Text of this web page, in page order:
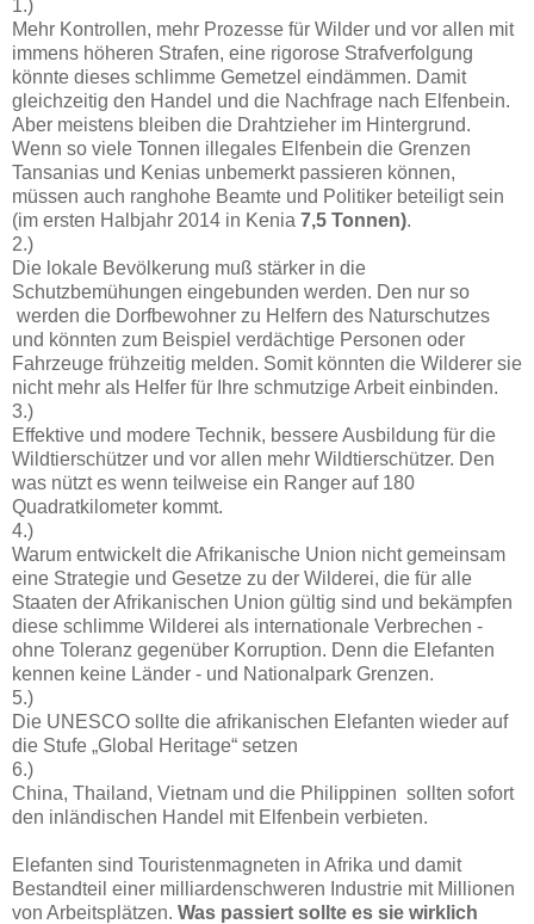
1.)
Mehr Kontrollen, mehr Prozesse für Wilder und vor allen mit
immens höheren Strafen, eine rigorose Strafverfolgung
könnte dieses schlimme Gemetzel eindämmen. Damit
gleichzeitig den Handel und die Nachfrage nach Elfenbein.
Aber meistens bleiben die Drahtzieher im Hintergrund.
Wenn so viele Tonnen illegales Elfenbein die Grenzen
Tansanias und Kenias unbemerkt passieren können,
müssen auch ranghohe Beamte und Politiker beteiligt sein
(im ersten Halbjahr 2014 in Kenia 7,5 Tonnen).
2.)
Die lokale Bevölkerung muß stärker in die
Schutzbemühungen eingebunden werden. Den nur so
werden die Dorfbewohner zu Helfern des Naturschutzes
und könnten zum Beispiel verdächtige Personen oder
Fahrzeuge frühzeitig melden. Somit könnten die Wilderer sie
nicht mehr als Helfer für Ihre schmutzige Arbeit einbinden.
3.)
Effektive und modere Technik, bessere Ausbildung für die
Wildtierschützer und vor allen mehr Wildtierschützer. Den
was nützt es wenn teilweise ein Ranger auf 180
Quadratkilometer kommt.
4.)
Warum entwickelt die Afrikanische Union nicht gemeinsam
eine Strategie und Gesetze zu der Wilderei, die für alle
Staaten der Afrikanischen Union gültig sind und bekämpfen
diese schlimme Wilderei als internationale Verbrechen -
ohne Toleranz gegenüber Korruption. Denn die Elefanten
kennen keine Länder - und Nationalpark Grenzen.
5.)
Die UNESCO sollte die afrikanischen Elefanten wieder auf
die Stufe „Global Heritage“ setzen
6.)
China, Thailand, Vietnam und die Philippinen sollten sofort
den inländischen Handel mit Elfenbein verbieten.
Elefanten sind Touristenmagneten in Afrika und damit
Bestandteil einer milliardenschweren Industrie mit Millionen
von Arbeitsplätzen. Was passiert sollte es sie wirklich